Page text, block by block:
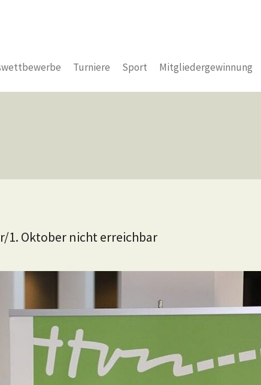
Turniere Sport Mitgliedergewinnung
1. Oktober nicht erreichbar